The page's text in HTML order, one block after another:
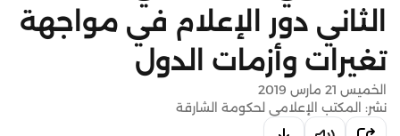
الثاني دور الإعلام في مواجهة
تغيرات وأزمات الدول
الخميس 21 مارس 2019
نشر: المكتب الإعلامي لحكومة الشارقة